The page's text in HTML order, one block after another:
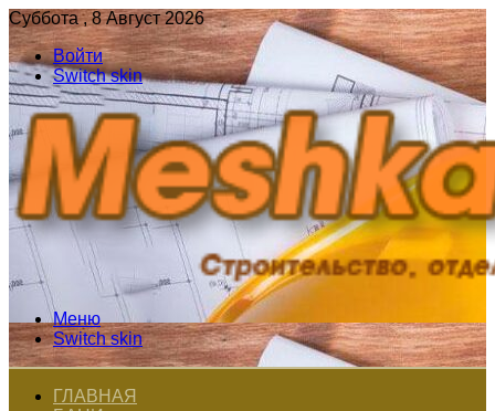
Суббота , 8 Август 2026
Войти
Switch skin
Меню
Switch skin
ГЛАВНАЯ